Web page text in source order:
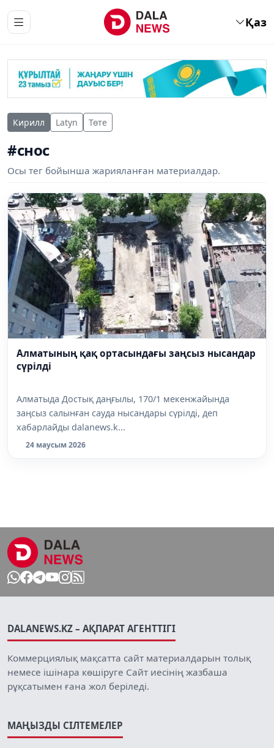
Қаз
Кирилл Latyn Төте
#снос
Осы тег бойынша жарияланған материалдар.
Алматының қақ ортасындағы заңсыз нысандар
сүрілді
Алматыда Достық даңғылы, 170/1 мекенжайында
заңсыз салынған сауда нысандары сүрілді, деп
хабарлайды dalanews.k...
24 маусым 2026
DALANEWS.KZ – АҚПАРАТ АГЕНТТІГІ
Коммерциялық мақсатта сайт материалдарын толық
немесе ішінара көшіруге Сайт иесінің жазбаша
рұқсатымен ғана жол беріледі.
МАҢЫЗДЫ СІЛТЕМЕЛЕР